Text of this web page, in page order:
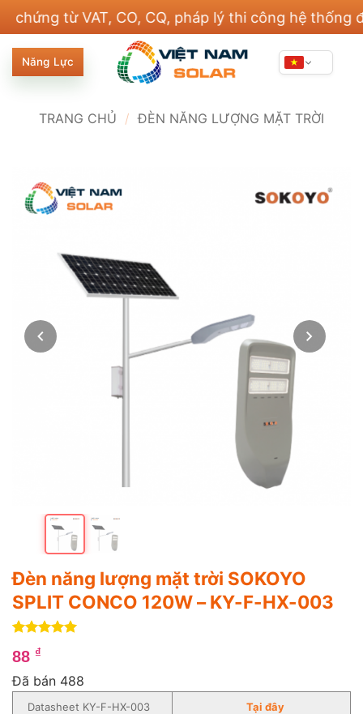
nội
dung
từ VAT, CO, CQ, pháp lý thi công hệ thống điện
Năng Lực
TRANG CHỦ / ĐÈN NĂNG LƯỢNG MẶT TRỜI
Đèn năng lượng mặt trời SOKOYO
SPLIT CONCO 120W – KY-F-HX-003
trên 5
dựa trên
88 ₫
Đã bán 488
Datasheet KY-F-HX-003 Tại đây